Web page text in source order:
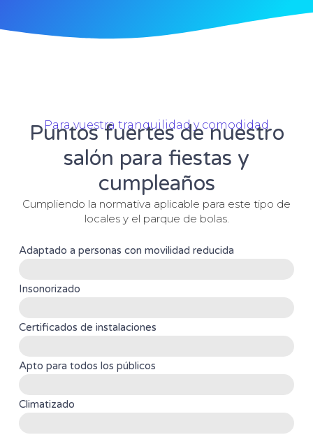
Para vuestra tranquilidad y comodidad
Puntos fuertes de nuestro
salón para fiestas y
cumpleaños
Cumpliendo la normativa aplicable para este tipo de
locales y el parque de bolas.
Adaptado a personas con movilidad reducida
Insonorizado
Certificados de instalaciones
Apto para todos los públicos
Climatizado